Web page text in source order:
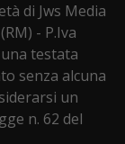
di Jws Media
- P.Iva
testata
senza alcuna
un
n. 62 del